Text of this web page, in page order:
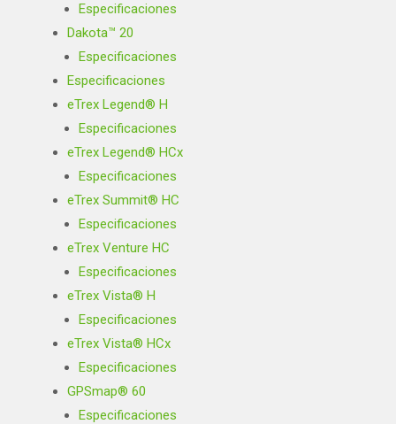
Especificaciones
Dakota™ 20
Especificaciones
Especificaciones
eTrex Legend® H
Especificaciones
eTrex Legend® HCx
Especificaciones
eTrex Summit® HC
Especificaciones
eTrex Venture HC
Especificaciones
eTrex Vista® H
Especificaciones
eTrex Vista® HCx
Especificaciones
GPSmap® 60
Especificaciones